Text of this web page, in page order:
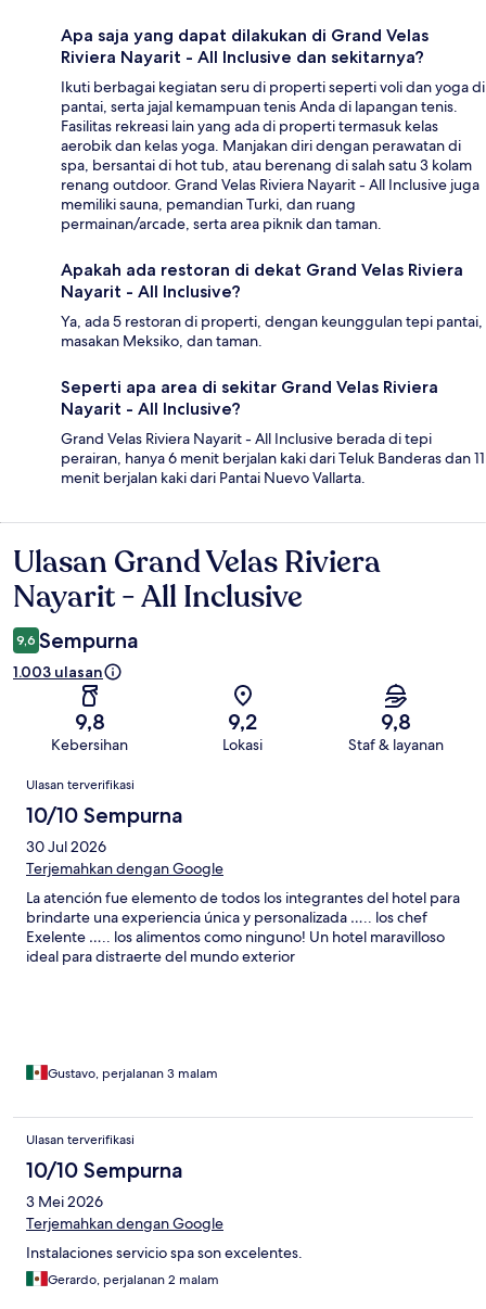
Apa saja yang dapat dilakukan di Grand Velas
Riviera Nayarit - All Inclusive dan sekitarnya?
Ikuti berbagai kegiatan seru di properti seperti voli dan yoga di
pantai, serta jajal kemampuan tenis Anda di lapangan tenis.
Fasilitas rekreasi lain yang ada di properti termasuk kelas
aerobik dan kelas yoga. Manjakan diri dengan perawatan di
spa, bersantai di hot tub, atau berenang di salah satu 3 kolam
renang outdoor. Grand Velas Riviera Nayarit - All Inclusive juga
memiliki sauna, pemandian Turki, dan ruang
permainan/arcade, serta area piknik dan taman.
Apakah ada restoran di dekat Grand Velas Riviera
Nayarit - All Inclusive?
Ya, ada 5 restoran di properti, dengan keunggulan tepi pantai,
masakan Meksiko, dan taman.
Seperti apa area di sekitar Grand Velas Riviera
Nayarit - All Inclusive?
Grand Velas Riviera Nayarit - All Inclusive berada di tepi
perairan, hanya 6 menit berjalan kaki dari Teluk Banderas dan 11
menit berjalan kaki dari Pantai Nuevo Vallarta.
Ulasan
Ulasan Grand Velas Riviera
Nayarit - All Inclusive
9,6 Sempurna
1.003 ulasan
9,8
Kebersihan
9,2
Lokasi
9,8
Staf & layanan
Ulasan
Ulasan terverifikasi
10/10 Sempurna
30 Jul 2026
Terjemahkan dengan Google
La atención fue elemento de todos los integrantes del hotel para
brindarte una experiencia única y personalizada ….. los chef
Exelente ….. los alimentos como ninguno! Un hotel maravilloso
ideal para distraerte del mundo exterior
Gustavo, perjalanan 3 malam
Ulasan terverifikasi
10/10 Sempurna
3 Mei 2026
Terjemahkan dengan Google
Instalaciones servicio spa son excelentes.
Gerardo, perjalanan 2 malam